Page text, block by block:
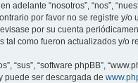
“nosotros”, “nos”,
por favor no se registre y/
por su cuenta
como fueron actualizados y/o
“software phpBB”,
puede ser descargada de